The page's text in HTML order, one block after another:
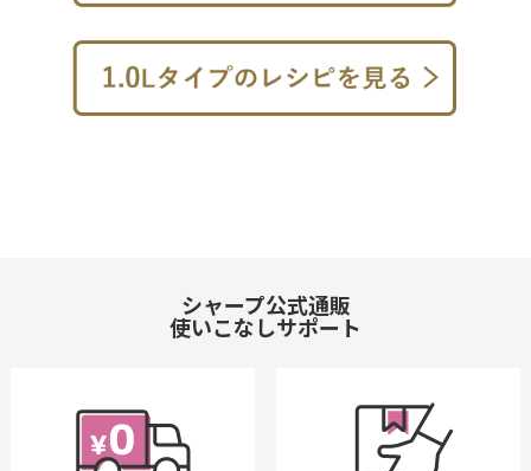
シャープ公式通販
使いこなしサポート